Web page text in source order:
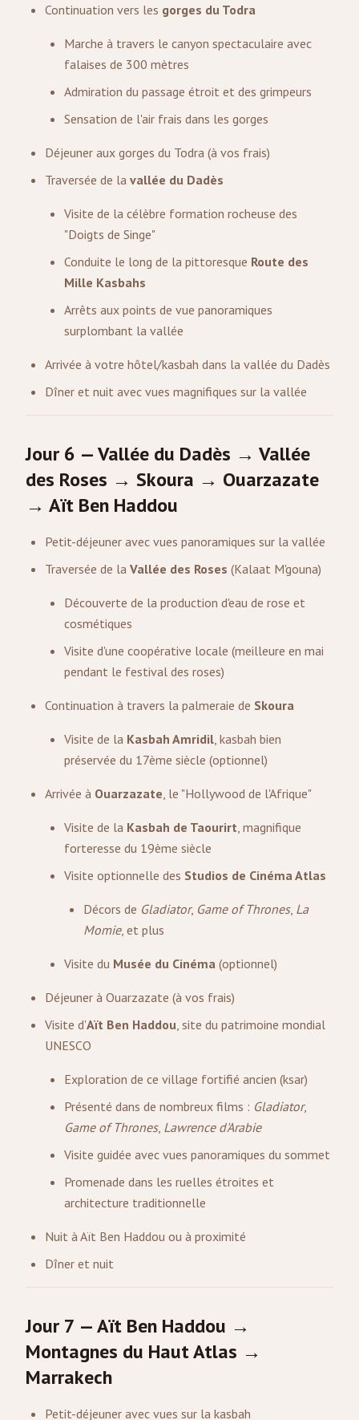
Continuation vers les gorges du Todra
Marche à travers le canyon spectaculaire avec
falaises de 300 mètres
Admiration du passage étroit et des grimpeurs
Sensation de l'air frais dans les gorges
Déjeuner aux gorges du Todra (à vos frais)
Traversée de la vallée du Dadès
Visite de la célèbre formation rocheuse des
"Doigts de Singe"
Conduite le long de la pittoresque Route des
Mille Kasbahs
Arrêts aux points de vue panoramiques
surplombant la vallée
Arrivée à votre hôtel/kasbah dans la vallée du Dadès
Dîner et nuit avec vues magnifiques sur la vallée
Jour 6 — Vallée du Dadès → Vallée
des Roses → Skoura → Ouarzazate
→ Aït Ben Haddou
Petit-déjeuner avec vues panoramiques sur la vallée
Traversée de la Vallée des Roses (Kalaat M'gouna)
Découverte de la production d'eau de rose et
cosmétiques
Visite d'une coopérative locale (meilleure en mai
pendant le festival des roses)
Continuation à travers la palmeraie de Skoura
Visite de la Kasbah Amridil, kasbah bien
préservée du 17ème siècle (optionnel)
Arrivée à Ouarzazate, le "Hollywood de l'Afrique"
Visite de la Kasbah de Taourirt, magnifique
forteresse du 19ème siècle
Visite optionnelle des Studios de Cinéma Atlas
Décors de Gladiator, Game of Thrones, La
Momie, et plus
Visite du Musée du Cinéma (optionnel)
Déjeuner à Ouarzazate (à vos frais)
Visite d'Aït Ben Haddou, site du patrimoine mondial
UNESCO
Exploration de ce village fortifié ancien (ksar)
Présenté dans de nombreux films : Gladiator,
Game of Thrones, Lawrence d'Arabie
Visite guidée avec vues panoramiques du sommet
Promenade dans les ruelles étroites et
architecture traditionnelle
Nuit à Aït Ben Haddou ou à proximité
Dîner et nuit
Jour 7 — Aït Ben Haddou →
Montagnes du Haut Atlas →
Marrakech
Petit-déjeuner avec vues sur la kasbah